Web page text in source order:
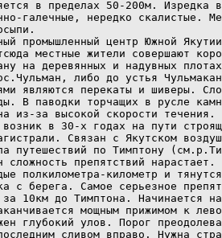
в пределах 50-200м. Изредка
галечные, нередко скалистые.
промышленный центр Южной
местные жители совершают
на деревянных и надувных
либо до устья
являются перекаты и шиверы.
В паводки торчащих в русле
из-за высокой скорости течения.
в 30-х годах на пути
Связан с Якутском
путешествий по Тимптону
сложность препятствий нарастает.
полкилометра-километр и
с берега. Самое серьезное
10км до Тимптона. Начинается
мощным прижимом к
глубокий улов. Порог
сливом вправо. Нужна